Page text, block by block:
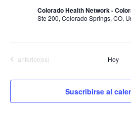
Colorado Health Network -
Ste 200, Colorado Springs, CO,
Eventos
anterior(es) Hoy
Suscribirse al